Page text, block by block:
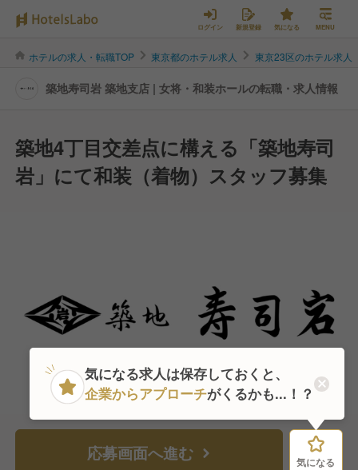
ログイン 新規登録 気になる MENU
ホテルの求人・転職TOP 東京都のホテル求人 東京23区のホテル求人
築地寿司岩 築地支店 | 女将・和装ホールの転職・求人情報
築地4丁目交差点に構える「築地寿司
岩」にて和装（着物）スタッフ募集
応募画面へ進む 気になる
気になる
気になる求人は保存しておくと、
企業からアプローチがくるかも...！？